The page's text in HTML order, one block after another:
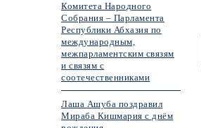
Комитета Народного
Собрания – Парламента
Республики Абхазия по
международным,
межпарламентским связям
и связям с
соотечественниками
Лаша Ашуба поздравил
Мираба Кишмария с днём